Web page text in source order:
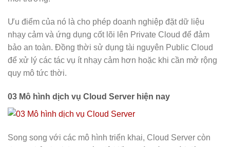
Ưu điểm của nó là cho phép doanh nghiệp đặt dữ liệu
nhạy cảm và ứng dụng cốt lõi lên Private Cloud để đảm
bảo an toàn. Đồng thời sử dụng tài nguyên Public Cloud
để xử lý các tác vụ ít nhạy cảm hơn hoặc khi cần mở rộng
quy mô tức thời.
03 Mô hình dịch vụ Cloud Server hiện nay
Song song với các mô hình triển khai, Cloud Server còn